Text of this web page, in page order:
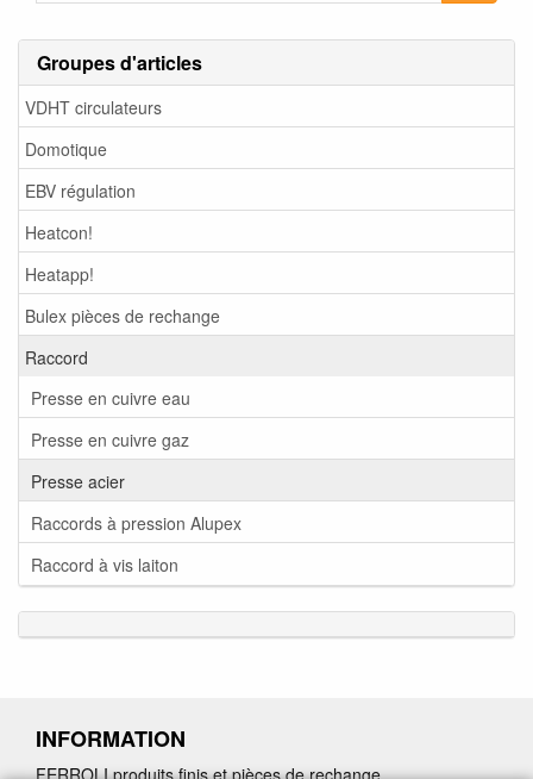
Groupes d'articles
VDHT circulateurs
Domotique
EBV régulation
Heatcon!
Heatapp!
Bulex pièces de rechange
Raccord
Presse en cuivre eau
Presse en cuivre gaz
Presse acier
Raccords à pression Alupex
Raccord à vis laiton
INFORMATION
FERROLI produits finis et pièces de rechange